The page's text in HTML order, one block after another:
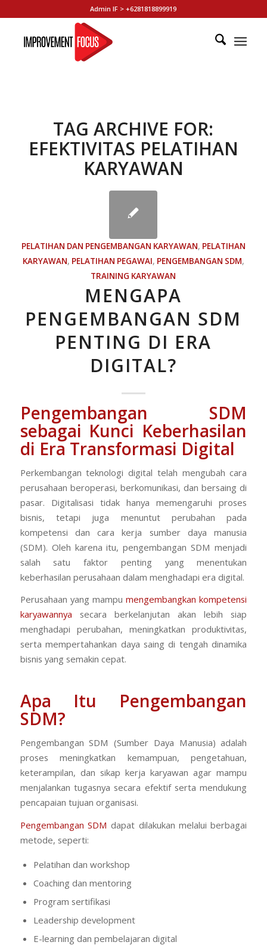
Admin IF > +6281818899919
TAG ARCHIVE FOR:
EFEKTIVITAS PELATIHAN
KARYAWAN
PELATIHAN DAN PENGEMBANGAN KARYAWAN, PELATIHAN
KARYAWAN, PELATIHAN PEGAWAI, PENGEMBANGAN SDM,
TRAINING KARYAWAN
MENGAPA
PENGEMBANGAN SDM
PENTING DI ERA
DIGITAL?
Pengembangan SDM
sebagai Kunci Keberhasilan
di Era Transformasi Digital
Perkembangan teknologi digital telah mengubah cara
perusahaan beroperasi, berkomunikasi, dan bersaing di
pasar. Digitalisasi tidak hanya memengaruhi proses
bisnis, tetapi juga menuntut perubahan pada
kompetensi dan cara kerja sumber daya manusia
(SDM). Oleh karena itu, pengembangan SDM menjadi
salah satu faktor penting yang menentukan
keberhasilan perusahaan dalam menghadapi era digital.
Perusahaan yang mampumengembangkan kompetensi
karyawannya secara berkelanjutan akan lebih siap
menghadapi perubahan, meningkatkan produktivitas,
serta mempertahankan daya saing di tengah dinamika
bisnis yang semakin cepat.
Apa Itu Pengembangan
SDM?
Pengembangan SDM (Sumber Daya Manusia) adalah
proses meningkatkan kemampuan, pengetahuan,
keterampilan, dan sikap kerja karyawan agar mampu
menjalankan tugasnya secara efektif serta mendukung
pencapaian tujuan organisasi.
Pengembangan SDM dapat dilakukan melalui berbagai
metode, seperti:
Pelatihan dan workshop
Coaching dan mentoring
Program sertifikasi
Leadership development
E-learning dan pembelajaran digital